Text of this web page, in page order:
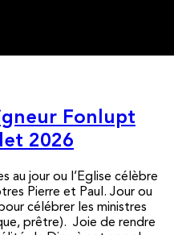
Fonlupt
2026
au jour ou l’Eglise célèbre
Pierre et Paul. Jour ou
célébrer les ministres
prêtre). Joie de rendre